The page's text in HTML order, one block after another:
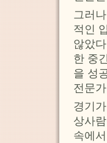
그러
적인
않았
한 중
을 성
전문
경기
상사
속에